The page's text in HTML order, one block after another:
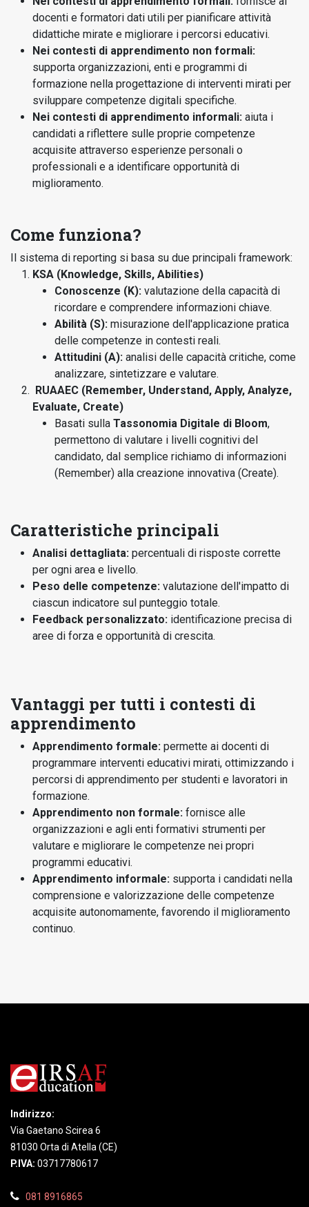
docenti e formatori dati utili per pianificare attività
didattiche mirate e migliorare i percorsi educativi.
Nei contesti di apprendimento non formali:
supporta organizzazioni, enti e programmi di
formazione nella progettazione di interventi mirati per
sviluppare competenze digitali specifiche.
Nei contesti di apprendimento informali: aiuta i
candidati a riflettere sulle proprie competenze
acquisite attraverso esperienze personali o
professionali e a identificare opportunità di
miglioramento.
Come funziona?
Il sistema di reporting si basa su due principali framework:
KSA (Knowledge, Skills, Abilities)
Conoscenze (K): valutazione della capacità di
ricordare e comprendere informazioni chiave.
Abilità (S): misurazione dell'applicazione pratica
delle competenze in contesti reali.
Attitudini (A): analisi delle capacità critiche, come
analizzare, sintetizzare e valutare.
RUAAEC (Remember, Understand, Apply, Analyze,
Evaluate, Create)
Basati sulla Tassonomia Digitale di Bloom,
permettono di valutare i livelli cognitivi del
candidato, dal semplice richiamo di informazioni
(Remember) alla creazione innovativa (Create).
Caratteristiche principali
Analisi dettagliata: percentuali di risposte corrette
per ogni area e livello.
Peso delle competenze: valutazione dell'impatto di
ciascun indicatore sul punteggio totale.
Feedback personalizzato: identificazione precisa di
aree di forza e opportunità di crescita.
Vantaggi per tutti i contesti di
apprendimento
Apprendimento formale: permette ai docenti di
programmare interventi educativi mirati, ottimizzando i
percorsi di apprendimento per studenti e lavoratori in
formazione.
Apprendimento non formale: fornisce alle
organizzazioni e agli enti formativi strumenti per
valutare e migliorare le competenze nei propri
programmi educativi.
Apprendimento informale: supporta i candidati nella
comprensione e valorizzazione delle competenze
acquisite autonomamente, favorendo il miglioramento
continuo.
Indirizzo:
Via Gaetano Scirea 6
81030 Orta di Atella (CE)
P.IVA: 03717780617
081 8916865